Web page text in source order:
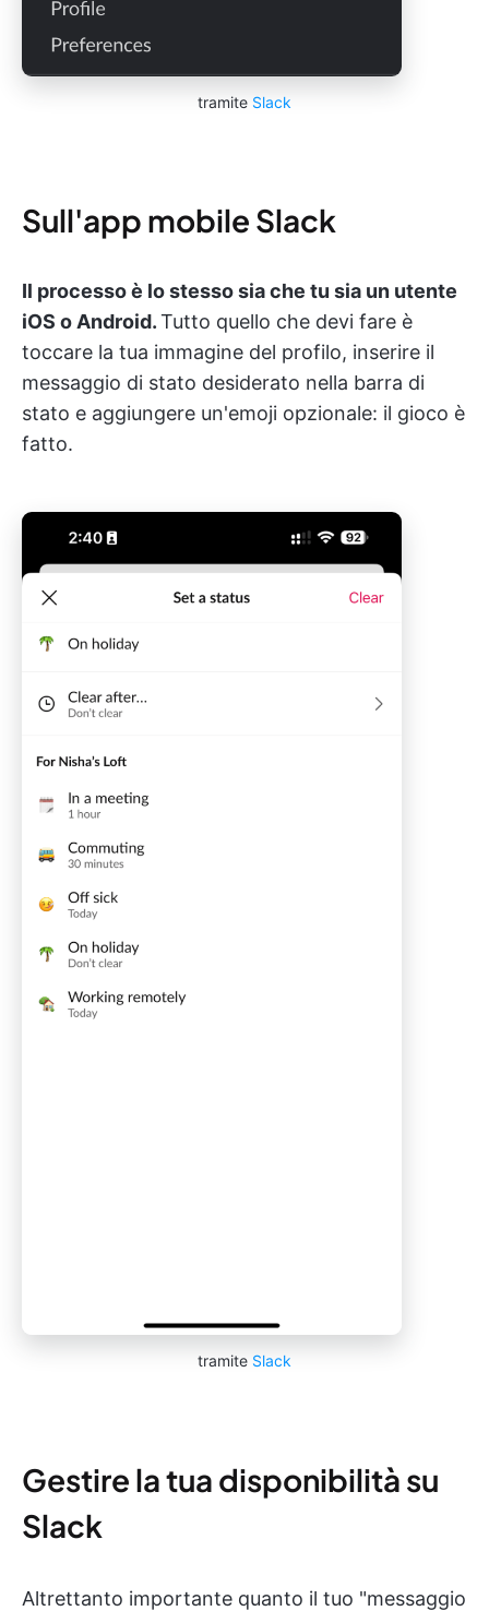
tramite Slack
Sull'app mobile Slack
Il processo è lo stesso sia che tu sia un utente
iOS o Android.Tutto quello che devi fare è
toccare la tua immagine del profilo, inserire il
messaggio di stato desiderato nella barra di
stato e aggiungere un'emoji opzionale: il gioco è
fatto.
tramite Slack
Gestire la tua disponibilità su
Slack
Altrettanto importante quanto il tuo "messaggio